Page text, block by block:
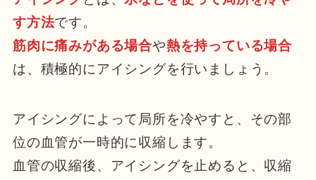
す方法です。
筋肉に痛みがある場合や熱を持っている場合
は、積極的にアイシングを行いましょう。
アイシングによって局所を冷やすと、その部
位の血管が一時的に収縮します。
血管の収縮後、アイシングを止めると、収縮